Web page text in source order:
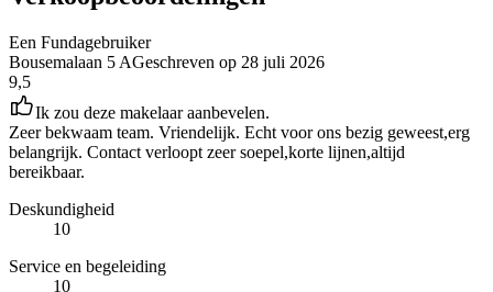
Een Fundagebruiker
Bousemalaan 5 AGeschreven op 28 juli 2026
9,5
Ik zou deze makelaar aanbevelen.
Zeer bekwaam team. Vriendelijk. Echt voor ons bezig geweest,erg
belangrijk. Contact verloopt zeer soepel,korte lijnen,altijd
bereikbaar.
Deskundigheid
10
Service en begeleiding
10